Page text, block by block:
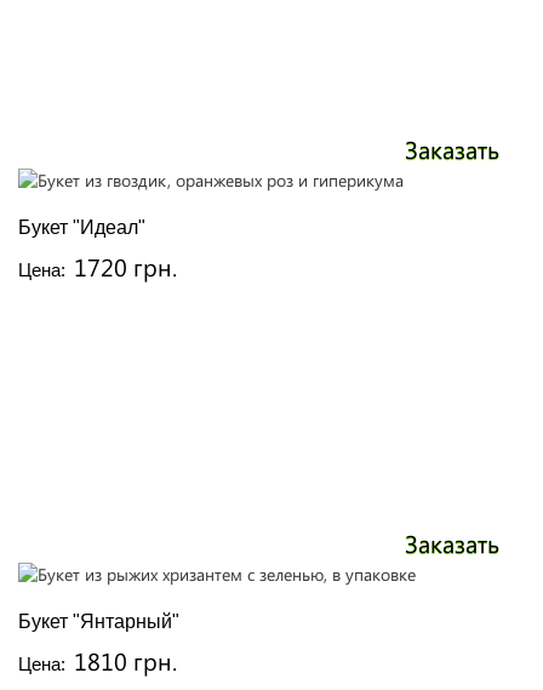
Заказать
Букет "Идеал"
Цена: 1720 грн.
Заказать
Букет "Янтарный"
Цена: 1810 грн.